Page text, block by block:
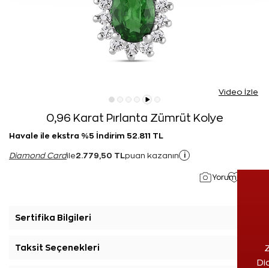
Video İzle
0,96 Karat Pırlanta Zümrüt Kolye
Havale ile ekstra %5 İndirim 52.811 TL
Diamond Cardile2.779,50 TL puan kazanın i
Yorumlar(1)
Sertifika Bilgileri
Taksit Seçenekleri